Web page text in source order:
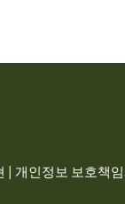
개인정보 보호책